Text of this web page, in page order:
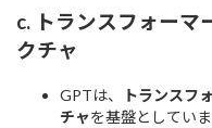
c. トランスフォー
クチャ
GPTは、
トランスフ
チャを基盤としてい